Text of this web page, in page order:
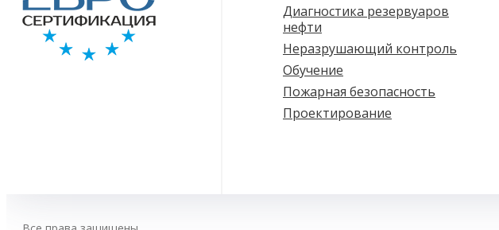
Диагностика резервуаров
нефти
Неразрушающий контроль
Обучение
Пожарная безопасность
Проектирование